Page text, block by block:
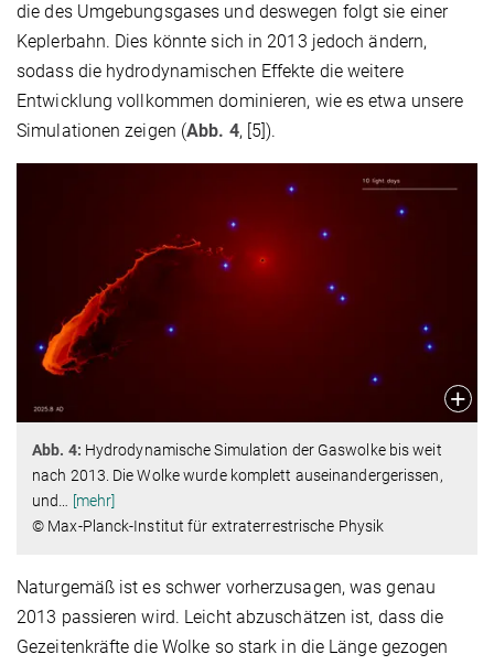
die des Umgebungsgases und deswegen folgt sie einer
Keplerbahn. Dies könnte sich in 2013 jedoch ändern,
sodass die hydrodynamischen Effekte die weitere
Entwicklung vollkommen dominieren, wie es etwa unsere
Simulationen zeigen (Abb. 4, [5]).
Abb. 4: Hydrodynamische Simulation der Gaswolke bis weit
nach 2013. Die Wolke wurde komplett auseinandergerissen,
und… [mehr]
© Max-Planck-Institut für extraterrestrische Physik
Naturgemäß ist es schwer vorherzusagen, was genau
2013 passieren wird. Leicht abzuschätzen ist, dass die
Gezeitenkräfte die Wolke so stark in die Länge gezogen